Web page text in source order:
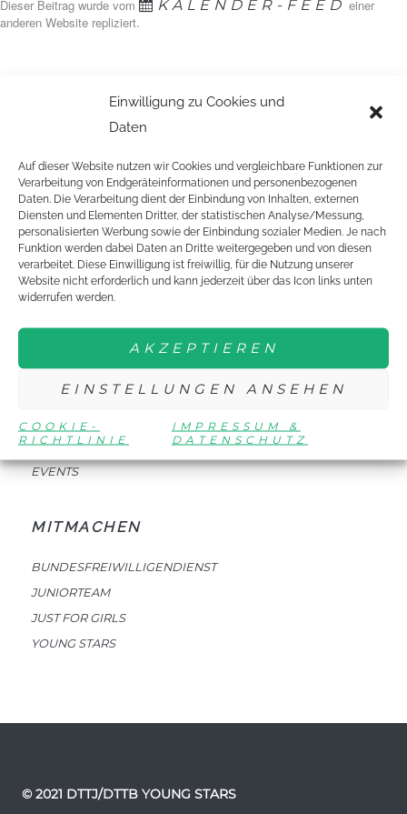
Einwilligung zu Cookies und
Daten
Auf dieser Website nutzen wir Cookies und vergleichbare Funktionen zur
Verarbeitung von Endgeräteinformationen und personenbezogenen
Daten. Die Verarbeitung dient der Einbindung von Inhalten, externen
Diensten und Elementen Dritter, der statistischen Analyse/Messung,
personalisierten Werbung sowie der Einbindung sozialer Medien. Je nach
Funktion werden dabei Daten an Dritte weitergegeben und von diesen
verarbeitet. Diese Einwilligung ist freiwillig, für die Nutzung unserer
Website nicht erforderlich und kann jederzeit über das Icon links unten
widerrufen werden.
AKZEPTIEREN
EINSTELLUNGEN ANSEHEN
COOKIE-
RICHTLINIE
IMPRESSUM &
DATENSCHUTZ
Dieser Beitrag wurde vom KALENDER-FEED einer
anderen Website repliziert.
GEFÖRDERT VON:
EINE ORGANISATION VON:
NEWSLETTER
EVENTS
MITMACHEN
BUNDESFREIWILLIGENDIENST
JUNIORTEAM
JUST FOR GIRLS
YOUNG STARS
© 2021 DTTJ/DTTB YOUNG STARS